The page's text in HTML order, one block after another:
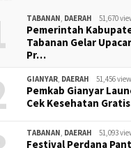
TABANAN, DAERAH 51,670
Pemerintah
Tabanan Gelar
Pr…
GIANYAR, DAERAH 51,456
Pemkab Gianyar
Cek Kesehatan
TABANAN, DAERAH 51,093
Festival Perdana